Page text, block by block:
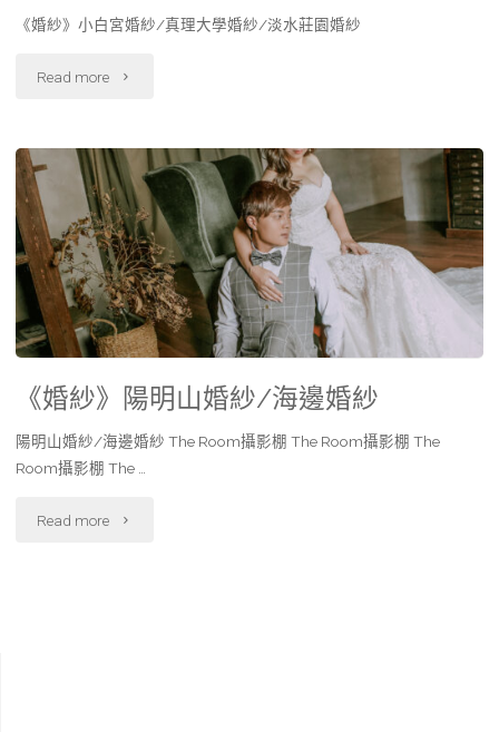
《婚紗》小白宮婚紗/真理大學婚紗/淡水莊園婚紗
Read more
《婚紗》陽明山婚紗/海邊婚紗
陽明山婚紗/海邊婚紗 The Room攝影棚 The Room攝影棚 The
Room攝影棚 The …
Read more